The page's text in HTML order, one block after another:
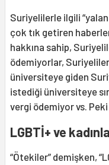
Suriyelilerle ilgili “yalan
çok tık getiren
hakkına sahip,
ödemiyorlar,
üniversiteye giden
istediği üniversiteye
vergi ödemiyor vs.
LGBTİ+ ve
“Ötekiler” demişken,